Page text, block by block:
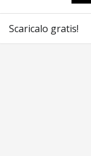
Scaricalo gratis!